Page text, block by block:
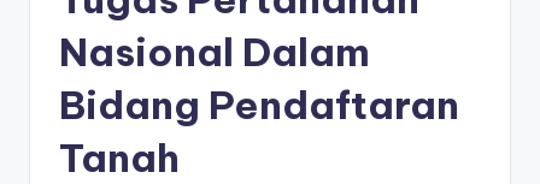
Nasional Dalam
Bidang Pendaftaran
Tanah